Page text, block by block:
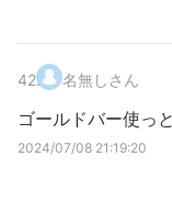
42. 名無しさん
ゴールドバー使っ
2024/07/08 21:19:20